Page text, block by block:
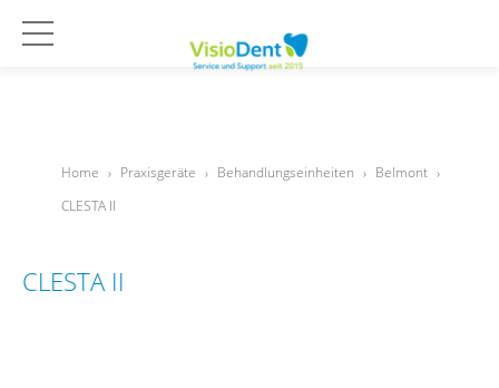
Home › Praxisgeräte › Behandlungseinheiten › Belmont ›
CLESTA II
CLESTA II